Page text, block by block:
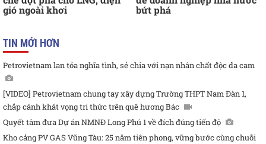
gió ngoài khơi
bứt phá
TIN MỚI HƠN
Petrovietnam lan tỏa nghĩa tình, sẻ chia với nạn nhân chất độc da cam
[VIDEO] Petrovietnam chung tay xây dựng Trường THPT Nam Đàn 1,
chắp cánh khát vọng tri thức trên quê hương Bác
Quyết tâm đưa Dự án NMNĐ Long Phú 1 về đích đúng tiến độ
Kho cảng PV GAS Vũng Tàu: 25 năm tiên phong, vững bước cùng chuỗi